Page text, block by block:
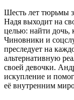
Шесть лет тюрьмы
Надя выходит на
целью: найти дочь,
Чиновники и
преследует на
альтернативную
своей девочки.
искупление и
её внутренним